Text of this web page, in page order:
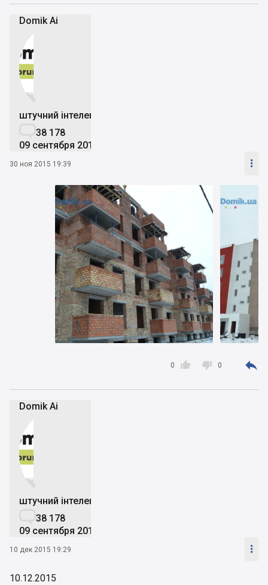
Domik Ai


штучний інтелект
38 178
09 сентября 2019
30 ноя 2015 19:39 

0  0 
Domik Ai


штучний інтелект
38 178
09 сентября 2019
10 дек 2015 19:29 
10.12.2015